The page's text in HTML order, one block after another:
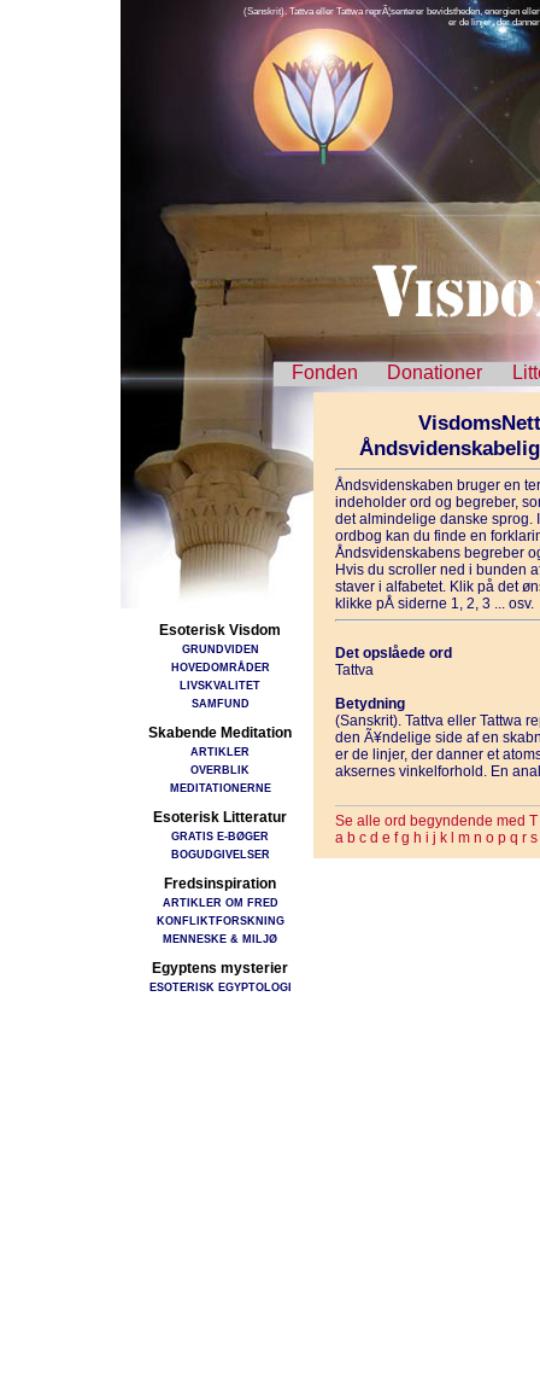
(Sanskrit). Tattva eller Tattwa reprÃ¦senterer bevidstheden, energien
er de linjer, der
Fonden Donationer
Esoterisk Visdom
GRUNDVIDEN
HOVEDOMRÅDER
LIVSKVALITET
SAMFUND
Skabende Meditation
ARTIKLER
OVERBLIK
MEDITATIONERNE
Esoterisk Litteratur
GRATIS E-BØGER
BOGUDGIVELSER
Fredsinspiration
ARTIKLER OM FRED
KONFLIKTFORSKNING
MENNESKE & MILJØ
Egyptens mysterier
ESOTERISK EGYPTOLOGI
Åndsvidenskaben bruger en
indeholder ord og begreber,
det almindelige danske sprog.
ordbog kan du finde en
Åndsvidenskabens begreber
Hvis du scroller ned i bunden
staver i alfabetet. Klik på det
klikke pÅ siderne 1, 2, 3 ... osv.
Det opslåede ord
Tattva
Betydning
(Sanskrit). Tattva eller Tattwa
den Ã¥ndelige side af en
er de linjer, der danner et
aksernes vinkelforhold. En
Se alle ord begyndende med T
a b c d e f g h i j k m n o p q r s